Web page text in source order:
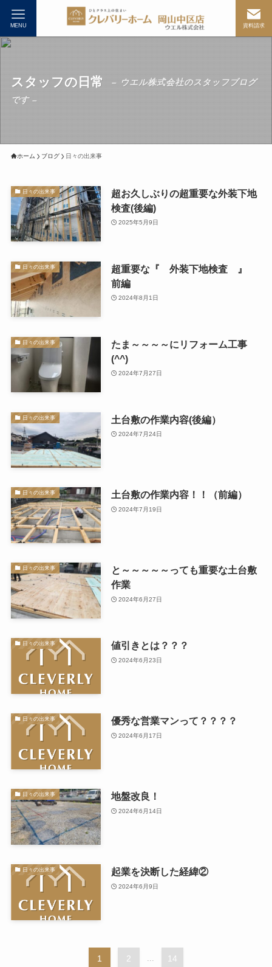
資料請求
MENU
スタッフの日常
– ウエル株式会社のスタッフブログ
です –
ホーム ブログ 日々の出来事
日々の出来事
超お久しぶりの超重要な外装下地
検査(後編)
2025年5月9日
日々の出来事
超重要な『 外装下地検査 』
前編
2024年8月1日
日々の出来事
たま～～～～にリフォーム工事
(^^)
2024年7月27日
日々の出来事 土台敷の作業内容(後編）
2024年7月24日
日々の出来事 土台敷の作業内容！！（前編）
2024年7月19日
日々の出来事
と～～～～～っても重要な土台敷
作業
2024年6月27日
日々の出来事 値引きとは？？？
2024年6月23日
日々の出来事 優秀な営業マンって？？？？
2024年6月17日
日々の出来事 地盤改良！
2024年6月14日
日々の出来事 起業を決断した経緯②
2024年6月9日
1 2 14